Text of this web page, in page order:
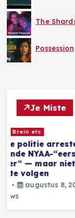
The
Possession
Je Miste
3